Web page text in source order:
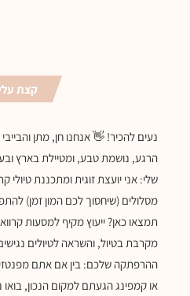
קצת
נעים להכיר! 👋 אנחנו חן, מתן
הרגע, נושמת טבע, ומטיילת בארץ
שלי: אני יועצת זוגית ומתכננת טיולי
מסלולים (שיחסוך לכם המון זמן)
תמצאו כאן? ייעוץ מקיף למסעות
מקרבת בטיול, והשראה לטיולים
ההרפתקה שלכם: בין אם אתם
או קמפינג הגעתם למקום הנכון,